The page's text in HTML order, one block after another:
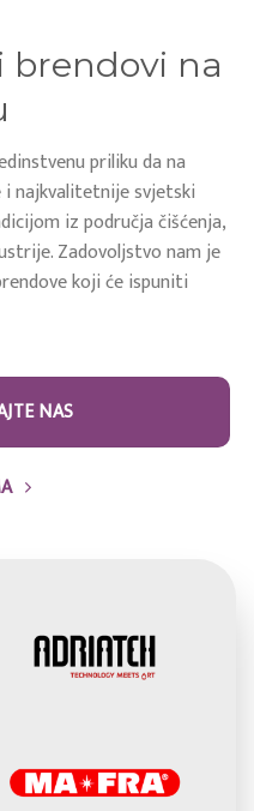
brendovi na
priliku da na
najkvalitetnije svjetski
iz područja čišćenja,
Zadovoljstvo nam je
koji će ispuniti
NAS